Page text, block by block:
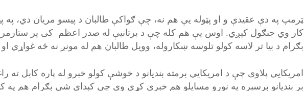
ټرمپ په دې عقيدې و او پټوله يې هم نه، چې ګواکې طالبان د پيسو مريان دي،
کار وي جنګول کېږي. اوس يې هم کله چې د برتانيې له صدر اعظم کی ير
بګرام د بيا تر لاسه کولو تلوسه ښکاروله، وويل طالبان هم له مونږ نه څه غواړي
امريکايي پلاوی چې د امريکايي برمته بنديانو د خوشې کولو خبرو له پاره کابل
بر بنديانو برسېره په نورو مسايلو هم خبرې کړې وې چې کېدای شي بګرام هم په